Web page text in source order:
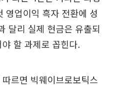
영업이익 흑자 전환에 성
달리 실제 현금은 유출되
야 할 과제로 꼽힌다.
르면 빅웨이브로보틱스